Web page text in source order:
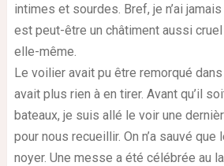
intimes et sourdes. Bref, je n’ai
est peut-être un châtiment aussi
elle-même.
Le voilier avait pu être remorqué
avait plus rien à en tirer. Avant qu’il
bateaux, je suis allé le voir une
pour nous recueillir. On n’a sauvé que
noyer. Une messe a été célébrée au